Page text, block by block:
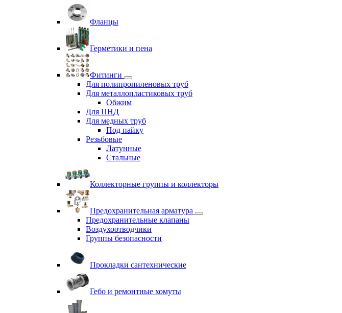
Фланцы
Герметики и пена
Фитинги
Для полипропиленовых труб
Для металлопластиковых труб
Обжим
Для ПНД
Для медных труб
Под пайку
Резьбовые
Латунные
Cтальные
Коллекторные группы и коллекторы
Предохранительная арматура
Предохранительные клапаны
Воздухоотводчики
Группы безопасности
Прокладки сантехнические
Гебо и ремонтные хомуты